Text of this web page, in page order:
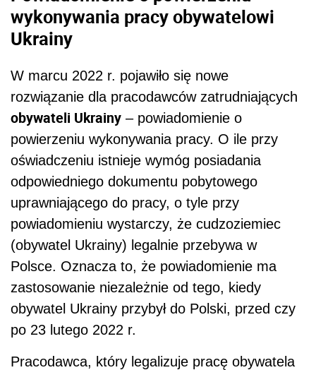
wykonywania pracy obywatelowi
Ukrainy
W marcu 2022 r. pojawiło się nowe
rozwiązanie dla pracodawców zatrudniających
obywateli Ukrainy – powiadomienie o
powierzeniu wykonywania pracy. O ile przy
oświadczeniu istnieje wymóg posiadania
odpowiedniego dokumentu pobytowego
uprawniającego do pracy, o tyle przy
powiadomieniu wystarczy, że cudzoziemiec
(obywatel Ukrainy) legalnie przebywa w
Polsce. Oznacza to, że powiadomienie ma
zastosowanie niezależnie od tego, kiedy
obywatel Ukrainy przybył do Polski, przed czy
po 23 lutego 2022 r.
Pracodawca, który legalizuje pracę obywatela